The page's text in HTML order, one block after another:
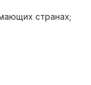
странах;